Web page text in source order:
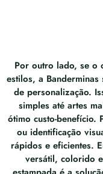
Por outro lado, se o
estilos, a
de personalização.
simples até artes
ótimo custo-benefício.
ou identificação
rápidos e eficientes.
versátil, colorido